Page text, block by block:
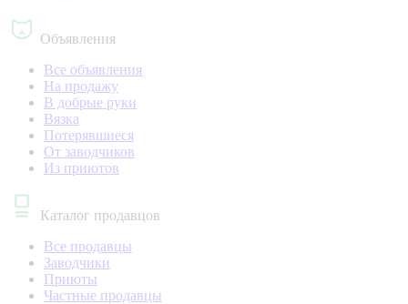
Объявления
Все объявления
На продажу
В добрые руки
Вязка
Потерявшиеся
От заводчиков
Из приютов
Каталог продавцов
Все продавцы
Заводчики
Приюты
Частные продавцы